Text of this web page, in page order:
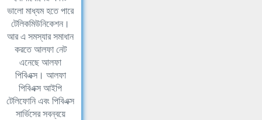
ভালো মাধ্যম হতে পারে
টেলিকমিউনিকেশন।
আর এ সমস্যার সমাধান
করতে আলফা নেট
এনেছে আলফা
পিবিএক্স। আলফা
পিবিএক্স আইপি
টেলিফোনি এবং পিবিএক্স
সার্ভিসের সবন্বয়ে